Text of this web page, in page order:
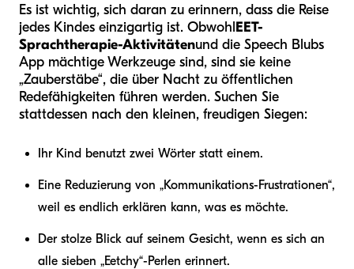
Es ist wichtig, sich daran zu erinnern, dass die Reise
jedes Kindes einzigartig ist. ObwohlEET-
Sprachtherapie-Aktivitätenund die Speech Blubs
App mächtige Werkzeuge sind, sind sie keine
„Zauberstäbe“, die über Nacht zu öffentlichen
Redefähigkeiten führen werden. Suchen Sie
stattdessen nach den kleinen, freudigen Siegen:
Ihr Kind benutzt zwei Wörter statt einem.
Eine Reduzierung von „Kommunikations-Frustrationen“,
weil es endlich erklären kann, was es möchte.
Der stolze Blick auf seinem Gesicht, wenn es sich an
alle sieben „Eetchy“-Perlen erinnert.